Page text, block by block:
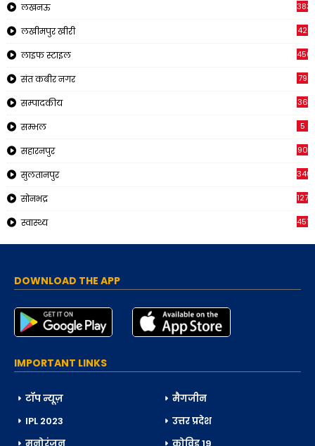
लखनऊ
लखीमपुर खीरी 42
लाइफ स्टाइल 456
संत कबीर नगर 79
सम्पादकीय 36
सम्भल 5
सहारनपुर 90
सुलतानपुर 340
सोनभद्र 1271
स्वास्थ्य 451
DOWNLOAD THE APP
IMPORTANT LINKS
टॉप न्यूज़
मैगजीन
IPL 2023
उत्तर प्रदेश